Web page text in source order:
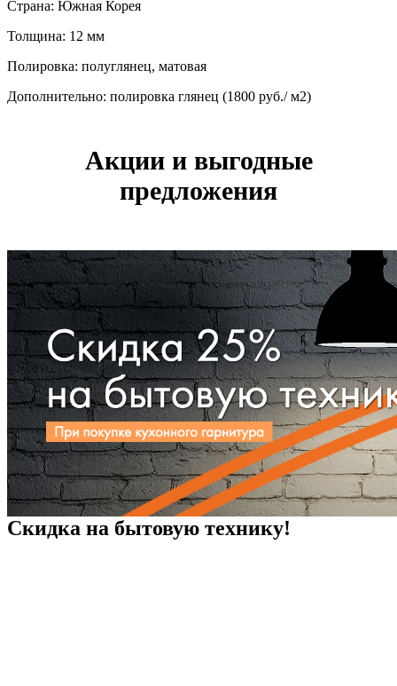
Страна: Южная Корея
Толщина: 12 мм
Полировка: полуглянец, матовая
Дополнительно: полировка глянец (1800 руб./ м2)
Акции и выгодные
предложения
Скидка на бытовую технику!